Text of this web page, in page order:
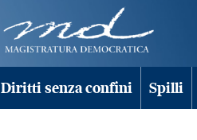
Diritti senza confini Spilli